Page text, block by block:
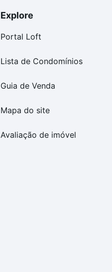
Explore
Portal Loft
Lista de Condomínios
Guia de Venda
Mapa do site
Avaliação de imóvel